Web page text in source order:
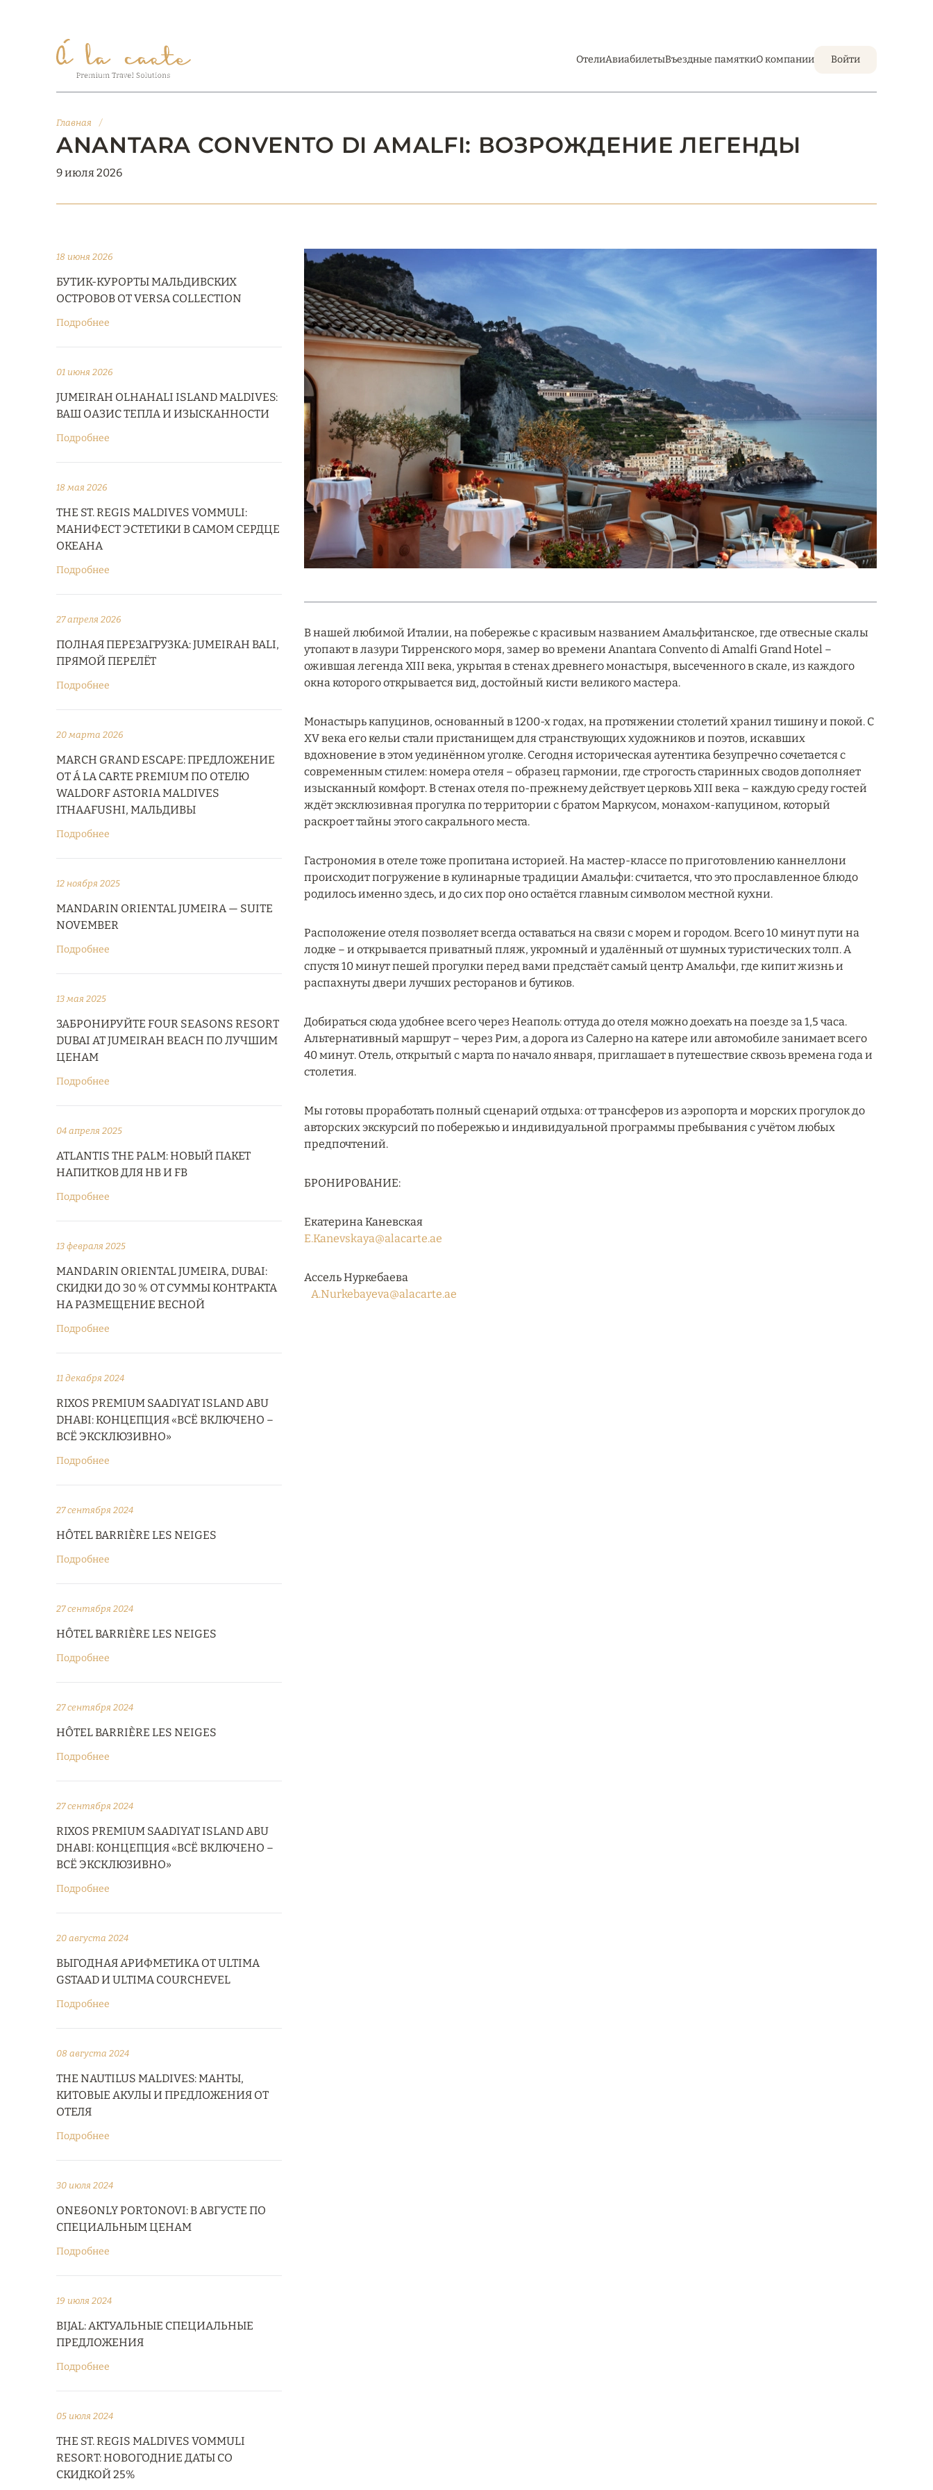
ОтелиАвиабилетыВъездные памяткиО компании Войти
Главная /
ANANTARA CONVENTO DI AMALFI: ВОЗРОЖДЕНИЕ ЛЕГЕНДЫ
9 июля 2026
18 июня 2026
БУТИК-КУРОРТЫ МАЛЬДИВСКИХ
ОСТРОВОВ ОТ VERSA COLLECTION
Подробнее
01 июня 2026
JUMEIRAH OLHAHALI ISLAND MALDIVES:
ВАШ ОАЗИС ТЕПЛА И ИЗЫСКАННОСТИ
Подробнее
18 мая 2026
THE ST. REGIS MALDIVES VOMMULI:
МАНИФЕСТ ЭСТЕТИКИ В САМОМ СЕРДЦЕ
ОКЕАНА
Подробнее
27 апреля 2026
ПОЛНАЯ ПЕРЕЗАГРУЗКА: JUMEIRAH BALI,
ПРЯМОЙ ПЕРЕЛЁТ
Подробнее
20 марта 2026
MARCH GRAND ESCAPE: ПРЕДЛОЖЕНИЕ
ОТ Á LA CARTE PREMIUM ПО ОТЕЛЮ
WALDORF ASTORIA MALDIVES
ITHAAFUSHI, МАЛЬДИВЫ
Подробнее
12 ноября 2025
MANDARIN ORIENTAL JUMEIRA — SUITE
NOVEMBER
Подробнее
13 мая 2025
ЗАБРОНИРУЙТЕ FOUR SEASONS RESORT
DUBAI AT JUMEIRAH BEACH ПО ЛУЧШИМ
ЦЕНАМ
Подробнее
04 апреля 2025
ATLANTIS THE PALM: НОВЫЙ ПАКЕТ
НАПИТКОВ ДЛЯ HB И FB
Подробнее
13 февраля 2025
MANDARIN ORIENTAL JUMEIRA, DUBAI:
СКИДКИ ДО 30 % ОТ СУММЫ КОНТРАКТА
НА РАЗМЕЩЕНИЕ ВЕСНОЙ
Подробнее
11 декабря 2024
RIXOS PREMIUM SAADIYAT ISLAND ABU
DHABI: КОНЦЕПЦИЯ «ВСЁ ВКЛЮЧЕНО –
ВСЁ ЭКСКЛЮЗИВНО»
Подробнее
27 сентября 2024
HÔTEL BARRIÈRE LES NEIGES
Подробнее
27 сентября 2024
HÔTEL BARRIÈRE LES NEIGES
Подробнее
27 сентября 2024
HÔTEL BARRIÈRE LES NEIGES
Подробнее
27 сентября 2024
RIXOS PREMIUM SAADIYAT ISLAND ABU
DHABI: КОНЦЕПЦИЯ «ВСЁ ВКЛЮЧЕНО –
ВСЁ ЭКСКЛЮЗИВНО»
Подробнее
20 августа 2024
ВЫГОДНАЯ АРИФМЕТИКА ОТ ULTIMA
GSTAAD И ULTIMA COURCHEVEL
Подробнее
08 августа 2024
THE NAUTILUS MALDIVES: МАНТЫ,
КИТОВЫЕ АКУЛЫ И ПРЕДЛОЖЕНИЯ ОТ
ОТЕЛЯ
Подробнее
30 июля 2024
ONE&ONLY PORTONOVI: В АВГУСТЕ ПО
СПЕЦИАЛЬНЫМ ЦЕНАМ
Подробнее
19 июля 2024
BIJAL: АКТУАЛЬНЫЕ СПЕЦИАЛЬНЫЕ
ПРЕДЛОЖЕНИЯ
Подробнее
05 июля 2024
THE ST. REGIS MALDIVES VOMMULI
RESORT: НОВОГОДНИЕ ДАТЫ СО
СКИДКОЙ 25%
В нашей любимой Италии, на побережье с красивым названием Амальфитанское, где отвесные скалы
утопают в лазури Тирренского моря, замер во времени Anantara Convento di Amalfi Grand Hotel –
ожившая легенда XIII века, укрытая в стенах древнего монастыря, высеченного в скале, из каждого
окна которого открывается вид, достойный кисти великого мастера.
Монастырь капуцинов, основанный в 1200-х годах, на протяжении столетий хранил тишину и покой. С
XV века его кельи стали пристанищем для странствующих художников и поэтов, искавших
вдохновение в этом уединённом уголке. Сегодня историческая аутентика безупречно сочетается с
современным стилем: номера отеля – образец гармонии, где строгость старинных сводов дополняет
изысканный комфорт. В стенах отеля по-прежнему действует церковь XIII века – каждую среду гостей
ждёт эксклюзивная прогулка по территории с братом Маркусом, монахом-капуцином, который
раскроет тайны этого сакрального места.
Гастрономия в отеле тоже пропитана историей. На мастер-классе по приготовлению каннеллони
происходит погружение в кулинарные традиции Амальфи: считается, что это прославленное блюдо
родилось именно здесь, и до сих пор оно остаётся главным символом местной кухни.
Расположение отеля позволяет всегда оставаться на связи с морем и городом. Всего 10 минут пути на
лодке – и открывается приватный пляж, укромный и удалённый от шумных туристических толп. А
спустя 10 минут пешей прогулки перед вами предстаёт самый центр Амальфи, где кипит жизнь и
распахнуты двери лучших ресторанов и бутиков.
Добираться сюда удобнее всего через Неаполь: оттуда до отеля можно доехать на поезде за 1,5 часа.
Альтернативный маршрут – через Рим, а дорога из Салерно на катере или автомобиле занимает всего
40 минут. Отель, открытый с марта по начало января, приглашает в путешествие сквозь времена года и
столетия.
Мы готовы проработать полный сценарий отдыха: от трансферов из аэропорта и морских прогулок до
авторских экскурсий по побережью и индивидуальной программы пребывания с учётом любых
предпочтений.
БРОНИРОВАНИЕ:
Екатерина Каневская
E.Kanevskaya@alacarte.ae
Ассель Нуркебаева
A.Nurkebayeva@alacarte.ae